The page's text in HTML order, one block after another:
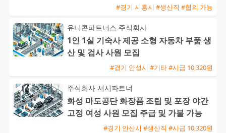
#경기 시흥시 #생산직 #협의 가능
유니콘파트너스 주식회사
1인 1실 기숙사 제공 소형 자동차 부품 생
산 및 검사 사원 모집
#경기 안성시 #기타 #시급 10,320원
주식회사 서시파트너
화성 마도공단 화장품 조립 및 포장 야간
고정 여성 사원 모집 주급 및 가불 가능
#경기 안산시 #생산직 #시급 10,320원